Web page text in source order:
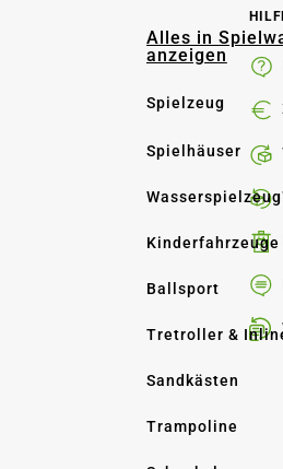
Alles in
anzeigen
Spielzeug
Spielhäuser
Wasserspielzeug
Kinderfahrzeuge
Ballsport
Tretroller &
Sandkästen
Trampoline